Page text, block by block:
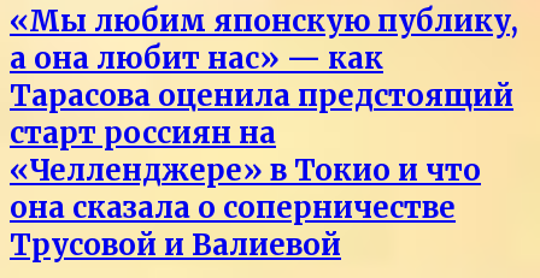
«Мы любим японскую публику,
а она любит нас» — как
Тарасова оценила предстоящий
старт россиян на
«Челленджере» в Токио и что
она сказала о соперничестве
Трусовой и Валиевой